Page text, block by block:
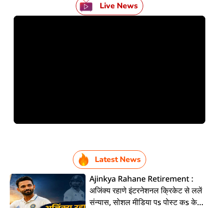
Live News
Latest News
Ajinkya Rahane Retirement :
अजिंक्य रहाणे इंटरनेशनल क्रिकेट से ललें
संन्यास, सोशल मीडिया पs पोस्ट कs के